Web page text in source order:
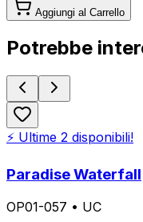
Aggiungi al Carrello
Potrebbe
⚡ Ultime 2 disponibili!
Paradise Waterfall
OP01-057 • UC